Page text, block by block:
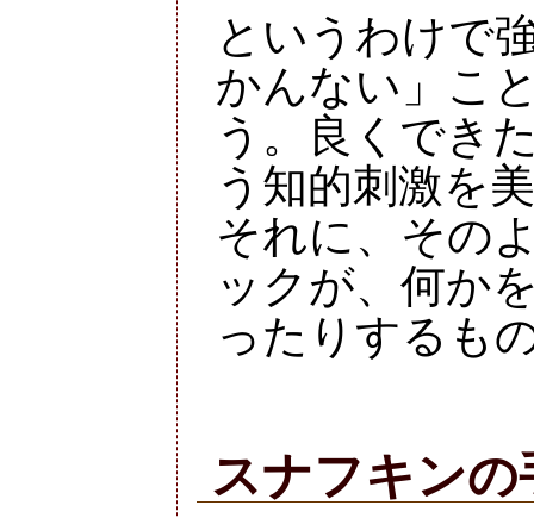
というわけで
かんない」こ
う。良くでき
う知的刺激を
それに、その
ックが、何か
ったりするも
スナフキンの